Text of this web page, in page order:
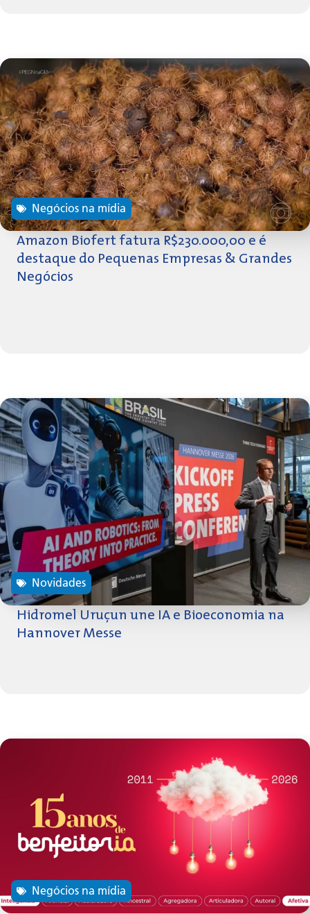
Negócios na mídia
Amazon Biofert fatura R$230.000,00 e é
destaque do Pequenas Empresas & Grandes
Negócios
Novidades
Hidromel Uruçun une IA e Bioeconomia na
Hannover Messe
Negócios na mídia